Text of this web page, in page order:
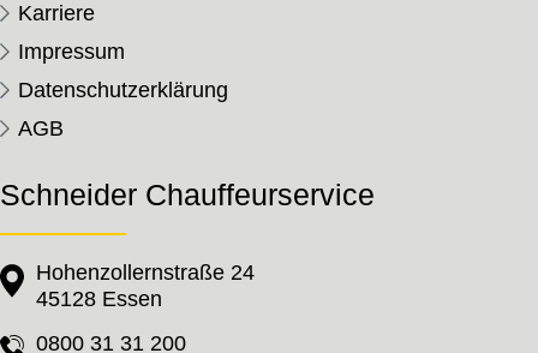
Karriere
Impressum
Datenschutzerklärung
AGB
Schneider Chauffeurservice
Hohenzollernstraße 24
45128 Essen
0800 31 31 200